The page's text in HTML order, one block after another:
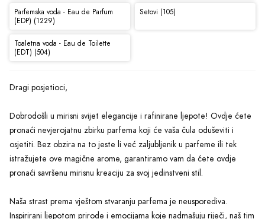
Parfemska voda - Eau de Parfum
(EDP) (1229)
Setovi (105)
Toaletna voda - Eau de Toilette
(EDT) (504)
Dragi posjetioci,
Dobrodošli u mirisni svijet elegancije i rafinirane ljepote! Ovdje ćete
pronaći nevjerojatnu zbirku parfema koji će vaša čula oduševiti i
osjetiti. Bez obzira na to jeste li već zaljubljenik u parfeme ili tek
istražujete ove magične arome, garantiramo vam da ćete ovdje
pronaći savršenu mirisnu kreaciju za svoj jedinstveni stil.
Naša strast prema vještom stvaranju parfema je neusporediva.
Inspirirani ljepotom prirode i emocijama koje nadmašuju riječi, naš tim